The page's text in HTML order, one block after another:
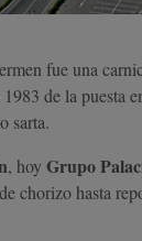
fue una
de la puesta
sarta.
, hoy Grupo
chorizo hasta